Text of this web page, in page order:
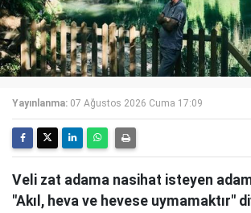
Yayınlanma: 07 Ağustos 2026 Cuma 17:09
Veli zat adama nasihat isteyen
"Akıl, heva ve hevese uymamaktır"